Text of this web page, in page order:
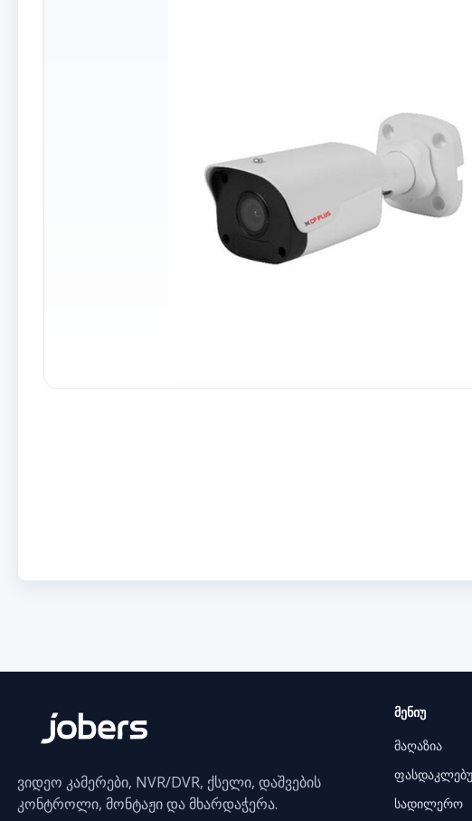
ვიდეო კამერები, NVR/DVR, ქსელი, დაშვების
კონტროლი, მონტაჟი და მხარდაჭერა.
მენიუ
მაღაზია
სადილერო